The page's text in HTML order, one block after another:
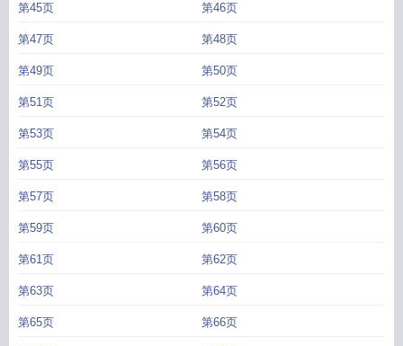
第45页 第46页
第47页 第48页
第49页 第50页
第51页 第52页
第53页 第54页
第55页 第56页
第57页 第58页
第59页 第60页
第61页 第62页
第63页 第64页
第65页 第66页